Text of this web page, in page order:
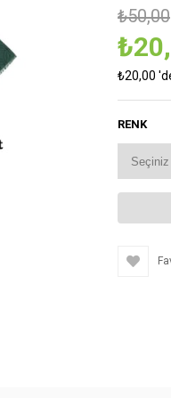
₺50,00
₺20,00
RENK